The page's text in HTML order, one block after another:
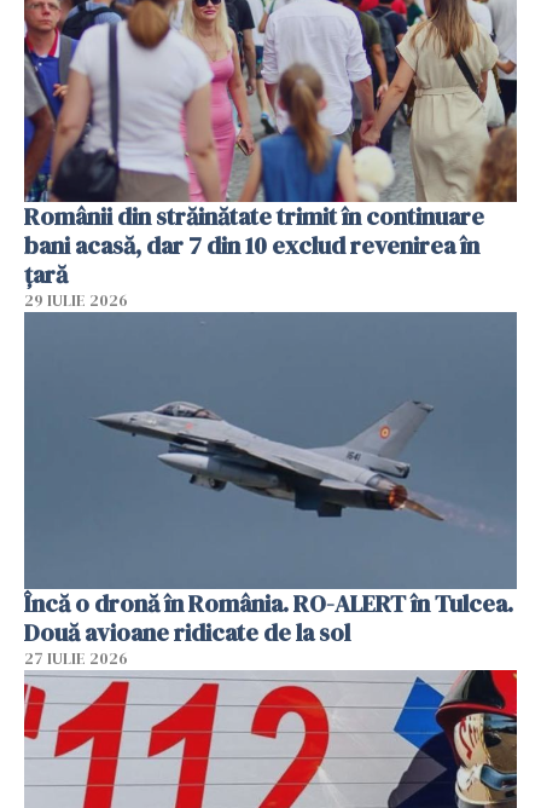
Românii din străinătate trimit în continuare
bani acasă, dar 7 din 10 exclud revenirea în
țară
29 IULIE 2026
Încă o dronă în România. RO-ALERT în Tulcea.
Două avioane ridicate de la sol
27 IULIE 2026